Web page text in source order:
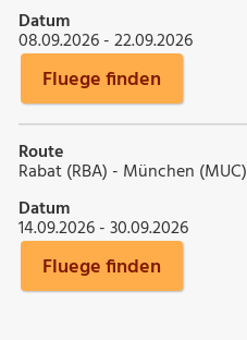
Datum
08.09.2026 - 22.09.2026
Fluege finden
Route
Rabat (RBA) - München (MUC)
Datum
14.09.2026 - 30.09.2026
Fluege finden